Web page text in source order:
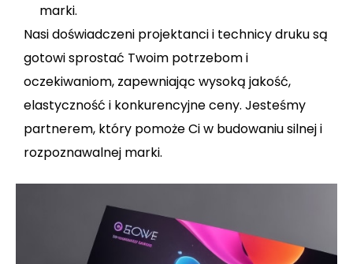
marki.
Nasi doświadczeni projektanci i technicy druku są
gotowi sprostać Twoim potrzebom i
oczekiwaniom, zapewniając wysoką jakość,
elastyczność i konkurencyjne ceny. Jesteśmy
partnerem, który pomoże Ci w budowaniu silnej i
rozpoznawalnej marki.